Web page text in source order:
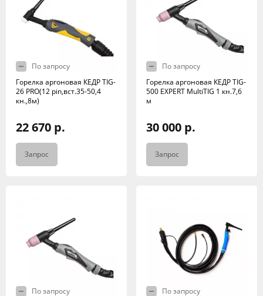
По запросу
Горелка аргоновая КЕДР TIG-
26 PRO(12 pin,вст.35-50,4
кн.,8м)
22 670 р.
Запрос
По запросу
Горелка аргоновая КЕДР TIG-
500 EXPERT MultiTIG 1 кн.7,6
м
30 000 р.
Запрос
По запросу
По запросу